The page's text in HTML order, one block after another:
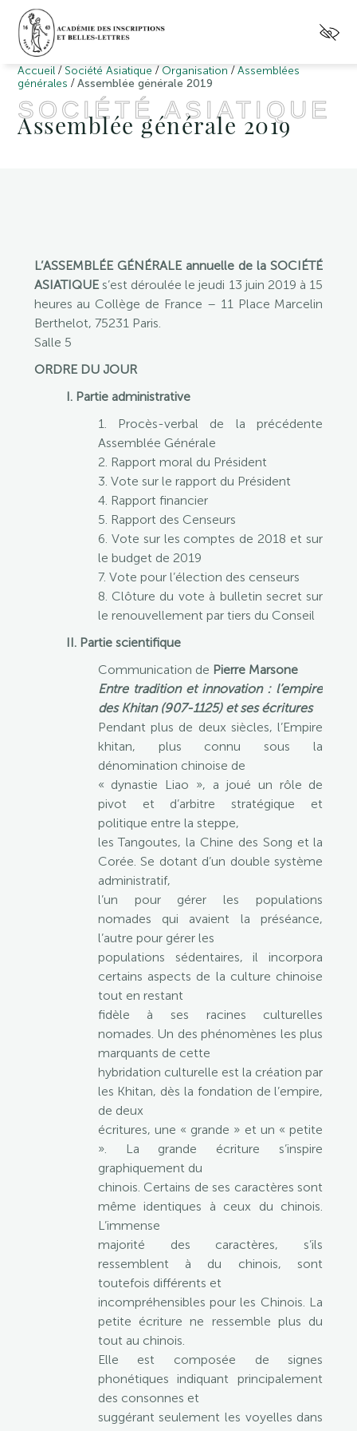
Accueil / Société Asiatique / Organisation /Assemblées
générales /Assemblée générale 2019
SOCIÉTÉ ASIATIQUE
Assemblée générale 2019
L’ASSEMBLÉE GÉNÉRALE annuelle de la SOCIÉTÉ
ASIATIQUEs’est déroulée le jeudi 13 juin 2019 à 15
heures au Collège de France – 11 Place Marcelin
Berthelot, 75231 Paris.
Salle 5
ORDRE DU JOUR
I. Partie administrative
1. Procès-verbal de la précédente
Assemblée Générale
2. Rapport moral du Président
3. Vote sur le rapport du Président
4. Rapport financier
5. Rapport des Censeurs
6. Vote sur les comptes de 2018 et sur
le budget de 2019
7. Vote pour l’élection des censeurs
8. Clôture du vote à bulletin secret sur
le renouvellement par tiers du Conseil
II. Partie scientifique
Communication de Pierre Marsone
Entre tradition et innovation : l’empire
des Khitan (907-1125) et ses écritures
Pendant plus de deux siècles, l’Empire
khitan, plus connu sous la
dénomination chinoise de
« dynastie Liao », a joué un rôle de
pivot et d’arbitre stratégique et
politique entre la steppe,
les Tangoutes, la Chine des Song et la
Corée. Se dotant d’un double système
administratif,
l’un pour gérer les populations
nomades qui avaient la préséance,
l’autre pour gérer les
populations sédentaires, il incorpora
certains aspects de la culture chinoise
tout en restant
fidèle à ses racines culturelles
nomades. Un des phénomènes les plus
marquants de cette
hybridation culturelle est la création par
les Khitan, dès la fondation de l’empire,
de deux
écritures, une « grande » et un « petite
». La grande écriture s’inspire
graphiquement du
chinois. Certains de ses caractères sont
même identiques à ceux du chinois.
L’immense
majorité des caractères, s’ils
ressemblent à du chinois, sont
toutefois différents et
incompréhensibles pour les Chinois. La
petite écriture ne ressemble plus du
tout au chinois.
Elle est composée de signes
phonétiques indiquant principalement
des consonnes et
suggérant seulement les voyelles dans